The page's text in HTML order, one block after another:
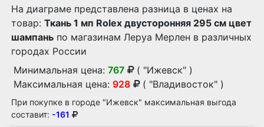
На диаграме представлена разница в ценах на
товар: Ткань 1 мп Rolex двусторонняя 295 см цвет
шампань по магазинам Леруа Мерлен в различных
городах России
Минимальная цена: 767
( "Ижевск" )
Максимальная цена: 928 ( "Владивосток" )
При покупке в городе "Ижевск" максимальная выгода
составит: -161